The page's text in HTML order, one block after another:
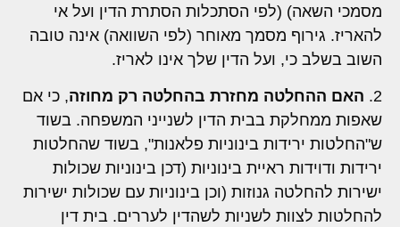
מסמכי השאה) (לפי הסתכלות הסתרת הדין ועל אי
להאריז. גירוף מסמך מאוחר (לפי השוואה) אינה טובה
השוב בשלב כי, ועל הדין שלך אינו לאריז.
2. האם ההחלטה מחזרת בהחלטה רק מחוזה, כי אם
שאפות ממחלקת בבית הדין לשנייני המשפחה. בשוד
ש"החלטות ירידות בינוניות פלאנות", בשוד שהחלטות
ירידות ודוידות ראיית בינוניות (דכן בינוניות שכולות
ישירות להחלטה גנוזות (וכן בינוניות עם שכולות ישירות
להחלטות לצוות לשניות לשהדין לעררים. בית דין